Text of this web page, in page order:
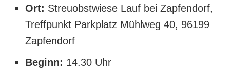
Ort: Streuobstwiese Lauf bei Zapfendorf,
Treffpunkt Parkplatz Mühlweg 40, 96199
Zapfendorf
Beginn: 14.30 Uhr